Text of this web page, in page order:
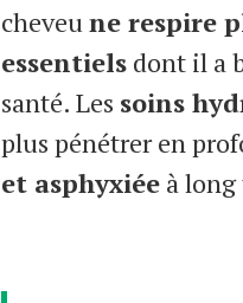
cheveune respire
essentiels dont il a
santé. Les soins
plus pénétrer en
et asphyxiée à